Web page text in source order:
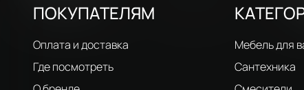
ПОКУПАТЕЛЯМ
Оплата и доставка
Где посмотреть
Мебель для
Сантехника